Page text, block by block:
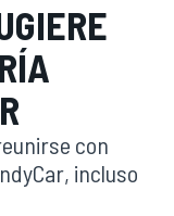
con
incluso